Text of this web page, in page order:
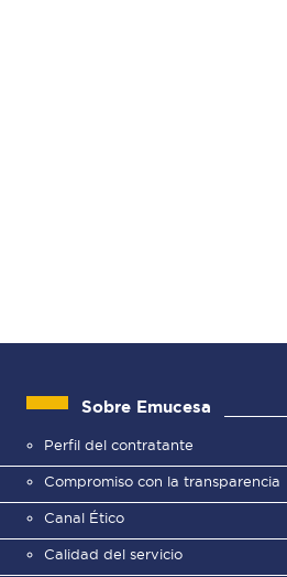
Sobre Emucesa
Perfil del contratante
Compromiso con la transparencia
Canal Ético
Calidad del servicio